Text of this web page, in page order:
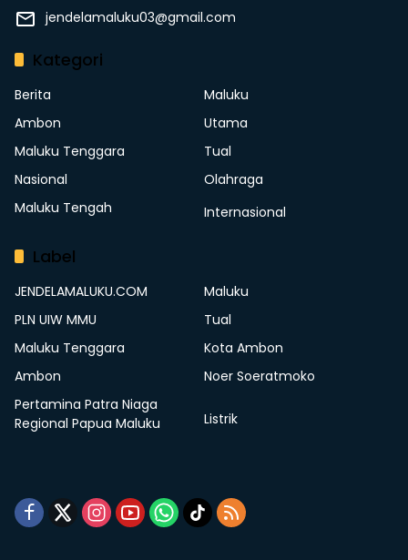
jendelamaluku03@gmail.com
Kategori
Berita
Maluku
Ambon
Utama
Maluku Tenggara
Tual
Nasional
Olahraga
Maluku Tengah
Internasional
Label
JENDELAMALUKU.COM
Maluku
PLN UIW MMU
Tual
Maluku Tenggara
Kota Ambon
Ambon
Noer Soeratmoko
Pertamina Patra Niaga
Regional Papua Maluku
Listrik